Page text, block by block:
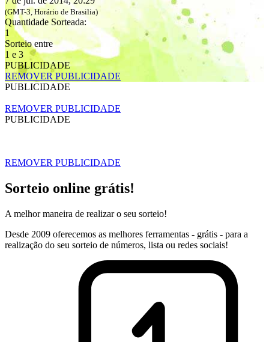
(GMT-3, Horário de Brasilia)
Quantidade Sorteada:
1
Sorteio entre
1 e 3
PUBLICIDADE
REMOVER PUBLICIDADE
PUBLICIDADE
REMOVER PUBLICIDADE
PUBLICIDADE
REMOVER PUBLICIDADE
Sorteio online grátis!
A melhor maneira de realizar o seu sorteio!
Desde 2009 oferecemos as melhores ferramentas - grátis - para a
realização do seu sorteio de números, lista ou redes sociais!